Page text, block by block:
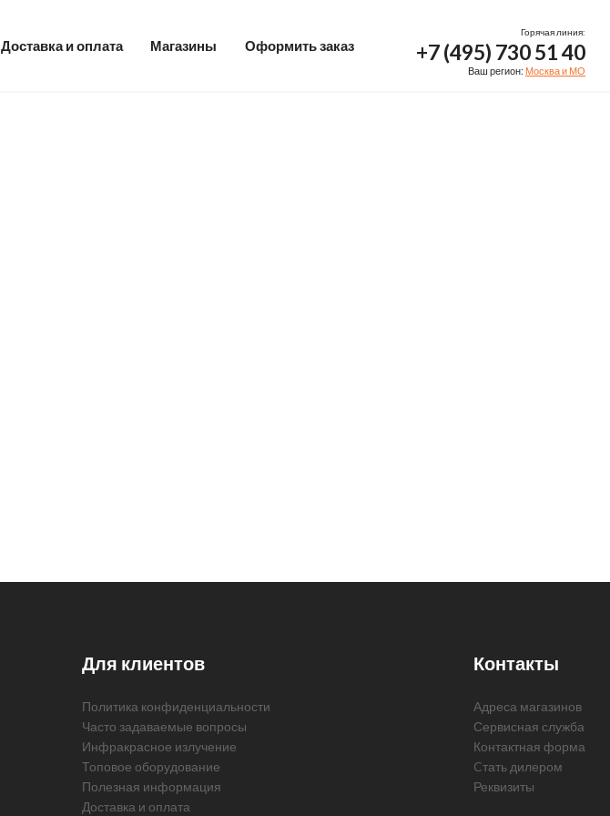
Горячая линия:
+7 (495) 730 51 40
Ваш регион: Москва и МО
Доставка и оплата Магазины Оформить заказ
Для клиентов
Политика конфиденциальности
Часто задаваемые вопросы
Инфракрасное излучение
Топовое оборудование
Полезная информация
Доставка и оплата
Контакты
Адреса магазинов
Сервисная служба
Контактная форма
Cтать дилером
Реквизиты